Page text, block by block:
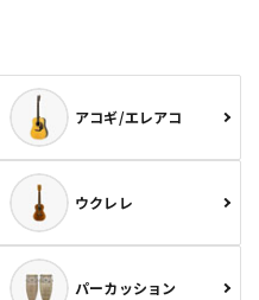
アコギ/エレアコ
ウクレレ
パーカッション